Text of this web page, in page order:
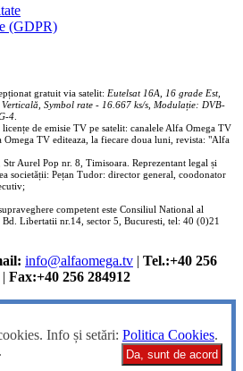
(GDPR)
gratuit via satelit: Eutelsat 16A, 16 grade Est,
Verticală, Symbol rate - 16.667 ks/s, Modulație: DVB-
4
de emisie TV pe satelit: canalele Alfa Omega TV
TV editeaza, la fiecare doua luni, revista: "Alfa
Aurel Pop nr. 8, Timisoara. Reprezentant legal și
societății: Pețan Tudor: director general, coodonator
competent este Consiliul National al
Libertatii nr.14, sector 5, Bucuresti, tel: 40 (0)21
info@alfaomega.tv | Tel.:+40 256
Fax:+40 256 284912
Info și setări: Politica Cookies.
. Da, sunt de acord